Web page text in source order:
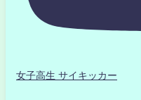
女子高生 サイキッカー